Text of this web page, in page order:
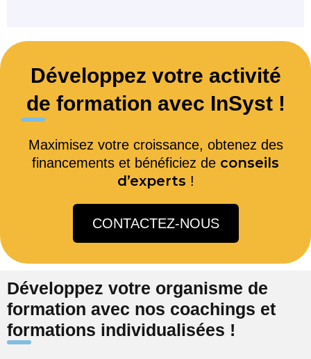
Développez votre activité
de formation avec InSyst !
Maximisez votre croissance, obtenez des
financements et bénéficiez de conseils
d’experts !
CONTACTEZ-NOUS
Développez votre organisme de
formation avec nos coachings et
formations individualisées !